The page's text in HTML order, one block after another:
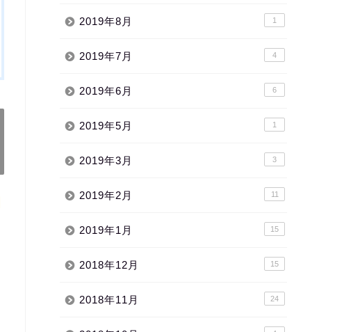
2019年8月 1
2019年7月 4
2019年6月 6
2019年5月 1
2019年3月 3
2019年2月 11
2019年1月 15
2018年12月 15
2018年11月 24